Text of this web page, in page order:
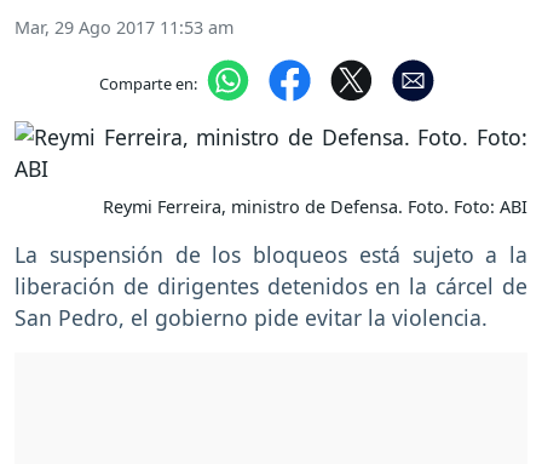
Mar, 29 Ago 2017 11:53 am
Comparte en:
Reymi Ferreira, ministro de Defensa. Foto. Foto: ABI
La suspensión de los bloqueos está sujeto a la
liberación de dirigentes detenidos en la cárcel de
San Pedro, el gobierno pide evitar la violencia.